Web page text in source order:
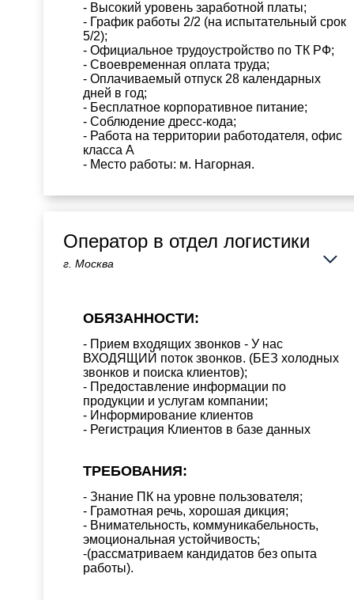
- Высокий уровень заработной платы;
- График работы 2/2 (на испытательный срок
5/2);
- Официальное трудоустройство по ТК РФ;
- Своевременная оплата труда;
- Оплачиваемый отпуск 28 календарных
дней в год;
- Бесплатное корпоративное питание;
- Соблюдение дресс-кода;
- Работа на территории работодателя, офис
класса А
- Место работы: м. Нагорная.
Оператор в отдел логистики
г. Москва
ОБЯЗАННОСТИ:
- Прием входящих звонков - У нас
ВХОДЯЩИЙ поток звонков. (БЕЗ холодных
звонков и поиска клиентов);
- Предоставление информации по
продукции и услугам компании;
- Информирование клиентов
- Регистрация Клиентов в базе данных
ТРЕБОВАНИЯ:
- Знание ПК на уровне пользователя;
- Грамотная речь, хорошая дикция;
- Внимательность, коммуникабельность,
эмоциональная устойчивость;
-(рассматриваем кандидатов без опыта
работы).